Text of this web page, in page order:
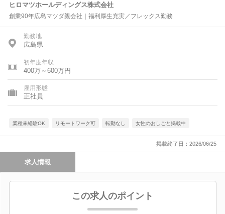
ヒロマツホールディングス株式会社
創業90年広島マツダ親会社｜福利厚生充実／フレックス勤務
勤務地
広島県
初年度年収
400万～600万円
雇用形態
正社員
業種未経験OK リモートワーク可 転勤なし 女性のおしごと掲載中
掲載終了日：2026/06/25
求人情報
この求人のポイント